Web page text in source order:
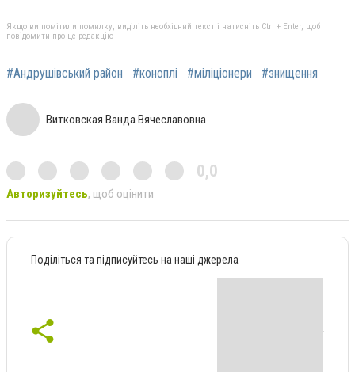
Якщо ви помітили помилку, виділіть необхідний текст і натисніть Ctrl + Enter, щоб
повідомити про це редакцію
#Андрушівський район #коноплі #міліціонери #знищення
Витковская Ванда Вячеславовна
0,0
Авторизуйтесь, щоб оцінити
Поділіться та підписуйтесь на наші джерела